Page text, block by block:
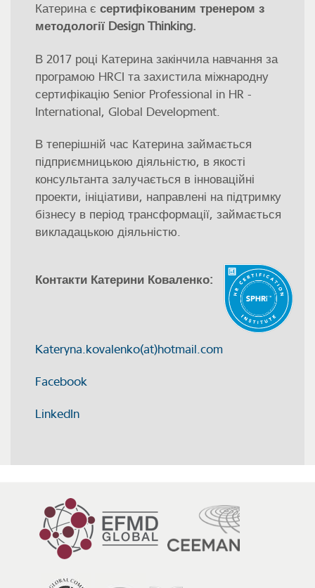
Катерина є сертифікованим тренером з
методології Design Thinking.
В 2017 році Катерина закінчила навчання за
програмою HRCI та захистила міжнародну
сертифікацію Senior Professional in HR -
International, Global Development.
В теперішній час Катерина займається
підприємницькою діяльністю, в якості
консультанта залучається в інноваційні
проекти, ініціативи, направлені на підтримку
бізнесу в період трансформації, займається
викладацькою діяльністю.
Контакти Катерини Коваленко:
Kateryna.kovalenko(at)hotmail.com
Facebook
LinkedIn